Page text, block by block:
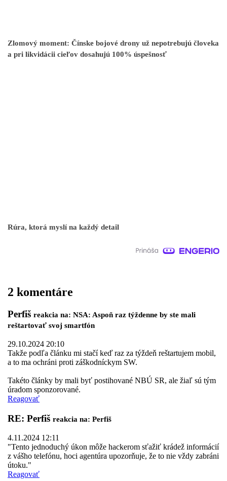
Zlomový moment: Čínske bojové drony už nepotrebujú človeka
a pri likvidácii cieľov dosahujú 100% úspešnosť
Rúra, ktorá myslí na každý detail
2 komentáre
Perfiš reakcia na: NSA: Aspoň raz týždenne by ste mali
reštartovať svoj smartfón
29.10.2024 20:10
Takže podľa článku mi stačí keď raz za týždeň reštartujem mobil,
a to ma ochráni proti záškodníckym SW.
Takéto články by mali byť postihované NBÚ SR, ale žiaľ sú tým
úradom sponzorované.
Reagovať
RE: Perfiš reakcia na: Perfiš
4.11.2024 12:11
"Tento jednoduchý úkon môže hackerom sťažiť krádež informácií
z vášho telefónu, hoci agentúra upozorňuje, že to nie vždy zabráni
útoku."
Reagovať